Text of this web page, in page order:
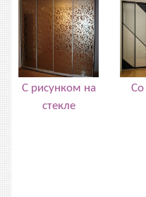
С рисунком на
стекле
Со